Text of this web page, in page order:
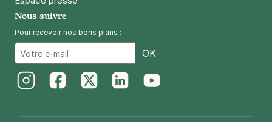
Nous suivre
Pour recevoir nos bons plans :
OK